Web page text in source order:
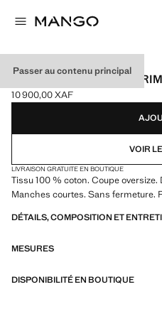
Passer au contenu principal
T-SHIRT EN COTON
Prix actuel [10 900,00 XAF ]
10 900,00 XAF
Choisissez une couleur
VOIR
LIVRAISON GRATUITE EN BOUTIQUE
Tissu 100 % coton. Coupe
Manches courtes. Sans fermeture.
DÉTAILS, COMPOSITION ET
MESURES
DISPONIBILITÉ EN BOUTIQUE